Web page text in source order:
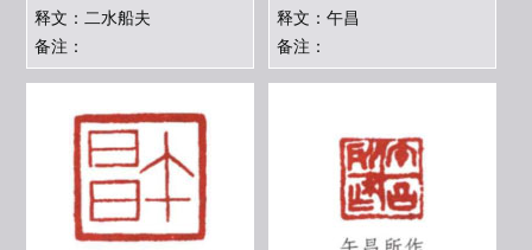
释文：二水船夫
备注：
释文：午昌
备注：